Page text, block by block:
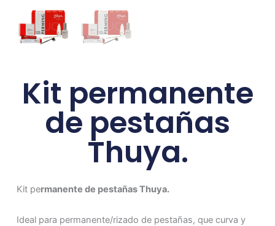
Kit permanente
de pestañas
Thuya.
Kit permanente de pestañas Thuya.
Ideal para permanente/rizado de pestañas, que curva y